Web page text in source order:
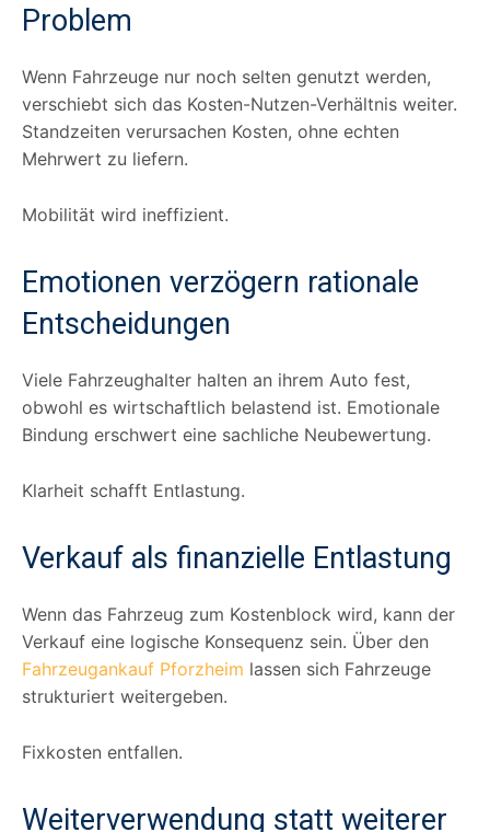
Problem
Wenn Fahrzeuge nur noch selten genutzt werden,
verschiebt sich das Kosten-Nutzen-Verhältnis weiter.
Standzeiten verursachen Kosten, ohne echten
Mehrwert zu liefern.
Mobilität wird ineffizient.
Emotionen verzögern rationale
Entscheidungen
Viele Fahrzeughalter halten an ihrem Auto fest,
obwohl es wirtschaftlich belastend ist. Emotionale
Bindung erschwert eine sachliche Neubewertung.
Klarheit schafft Entlastung.
Verkauf als finanzielle Entlastung
Wenn das Fahrzeug zum Kostenblock wird, kann der
Verkauf eine logische Konsequenz sein. Über den
Fahrzeugankauf Pforzheim lassen sich Fahrzeuge
strukturiert weitergeben.
Fixkosten entfallen.
Weiterverwendung statt weiterer